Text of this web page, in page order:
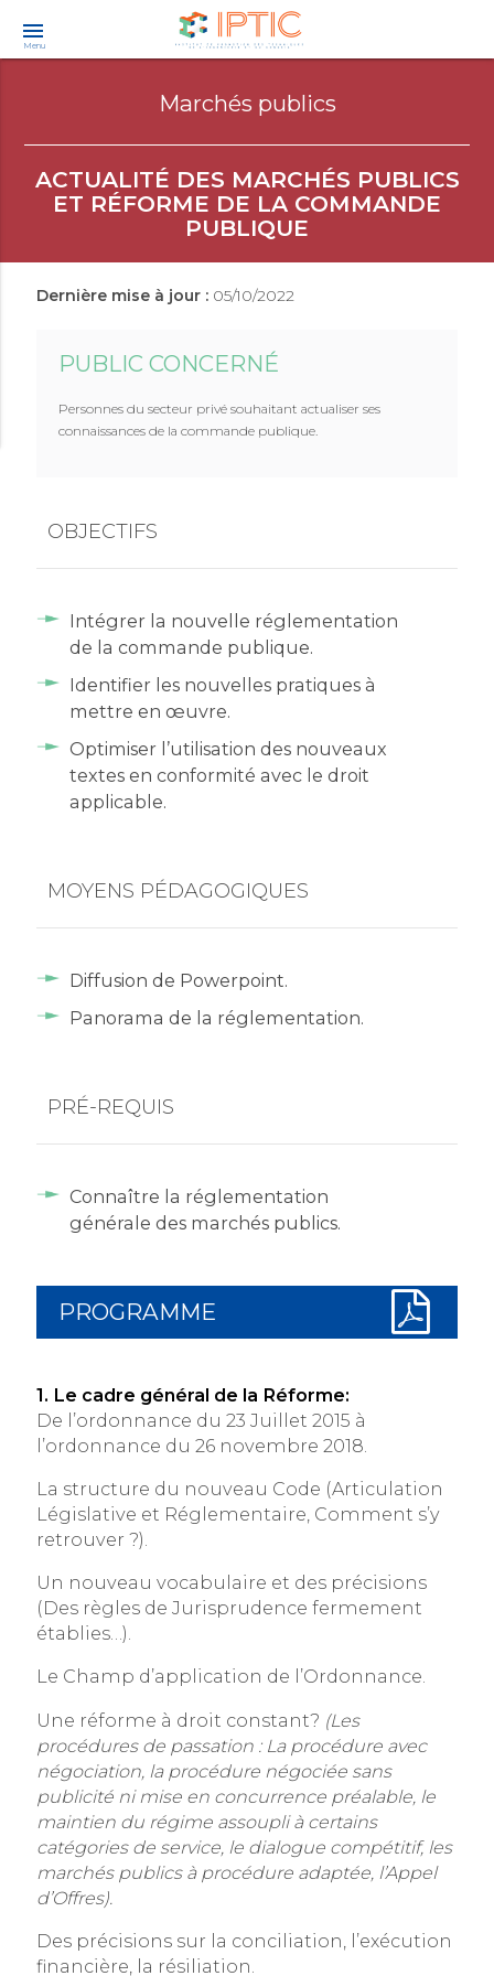
menu
Menu
Marchés publics
ACTUALITÉ DES MARCHÉS PUBLICS
ET RÉFORME DE LA COMMANDE
PUBLIQUE
Dernière mise à jour :05/10/2022
PUBLIC CONCERNÉ
Personnes du secteur privé souhaitant actualiser ses
connaissances de la commande publique.
OBJECTIFS
Intégrer la nouvelle réglementation
de la commande publique.
Identifier les nouvelles pratiques à
mettre en œuvre.
Optimiser l’utilisation des nouveaux
textes en conformité avec le droit
applicable.
MOYENS PÉDAGOGIQUES
Diffusion de Powerpoint.
Panorama de la réglementation.
PRÉ-REQUIS
Connaître la réglementation
générale des marchés publics.
PROGRAMME
1. Le cadre général de la Réforme:
De l’ordonnance du 23 Juillet 2015 à
l’ordonnance du 26 novembre 2018.
La structure du nouveau Code (Articulation
Législative et Réglementaire, Comment s’y
retrouver ?).
Un nouveau vocabulaire et des précisions
(Des règles de Jurisprudence fermement
établies…).
Le Champ d’application de l’Ordonnance.
Une réforme à droit constant? (Les
procédures de passation : La procédure avec
négociation, la procédure négociée sans
publicité ni mise en concurrence préalable, le
maintien du régime assoupli à certains
catégories de service, le dialogue compétitif, les
marchés publics à procédure adaptée, l’Appel
d’Offres).
Des précisions sur la conciliation, l’exécution
financière, la résiliation.